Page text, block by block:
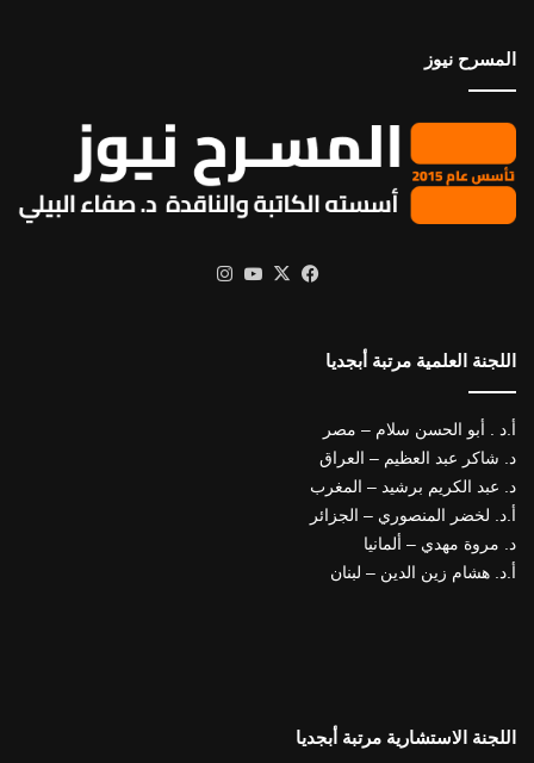
المسرح نيوز
فيسبوك
X يوتيوب
اللجنة العلمية مرتبة أبجديا
أ.د . أبو الحسن سلام – مصر
د. شاكر عبد العظيم – العراق
د. عبد الكريم برشيد – المغرب
أ.د. لخضر المنصوري – الجزائر
د. مروة مهدي – ألمانيا
أ.د. هشام زين الدين – لبنان
اللجنة الاستشارية مرتبة أبجديا